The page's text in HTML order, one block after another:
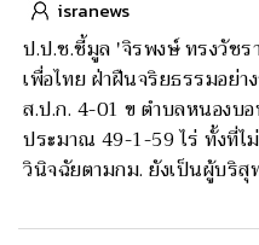
isranews
ป.ป.ช.ชี้มูล 'จิรพงษ์ ทรงวัช
เพื่อไทย ฝ่าฝืนจริยธรรมอย่
ส.ป.ก. 4-01 ข ตำบลหนองบ
ประมาณ 49-1-59 ไร่ ทั้งที่
วินิจฉัยตามกม. ยังเป็นผู้บริสุ